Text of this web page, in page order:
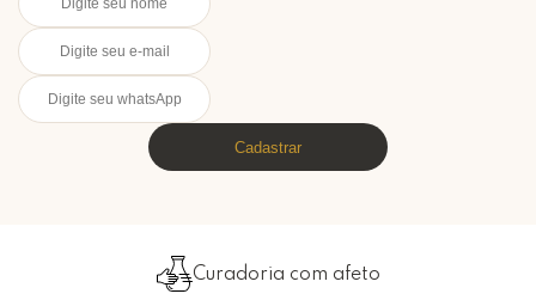
Cadastrar
Curadoria com afeto